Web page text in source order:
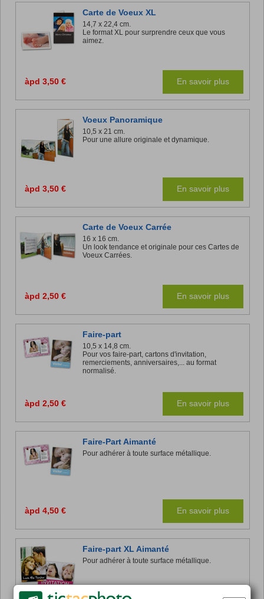
Carte de Voeux XL
14,7 x 22,4 cm.
Le format XL pour surprendre ceux que vous
aimez.
àpd 3,50 € En savoir plus
Voeux Panoramique
10,5 x 21 cm.
Pour une allure originale et dynamique.
àpd 3,50 € En savoir plus
Carte de Voeux Carrée
16 x 16 cm.
Un look tendance et originale pour ces Cartes de
Voeux Carrées.
àpd 2,50 € En savoir plus
Faire-part
10,5 x 14,8 cm.
Pour vos faire-part, cartons d'invitation,
remerciements, anniversaires,... au format
normalisé.
àpd 2,50 € En savoir plus
Faire-Part Aimanté
Pour adhérer à toute surface métallique.
àpd 4,50 € En savoir plus
Faire-part XL Aimanté
Pour adhérer à toute surface métallique.